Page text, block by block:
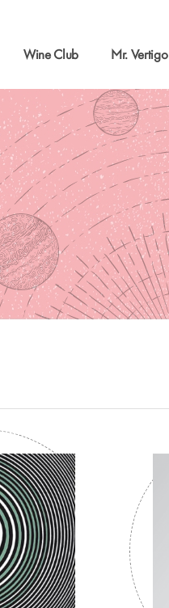
Wine Club Mr. Vertigo